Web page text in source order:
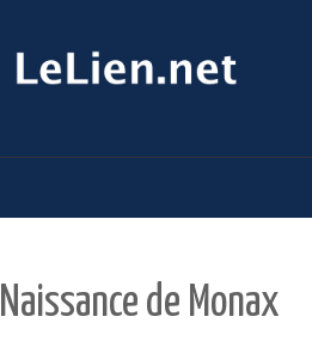
Naissance de Monax